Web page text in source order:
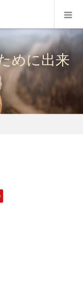
めに出来